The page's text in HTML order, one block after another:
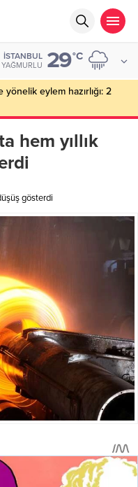
İSTANBUL 29°C
eylem hazırlığı: 2
hem yıllık
gösterdi